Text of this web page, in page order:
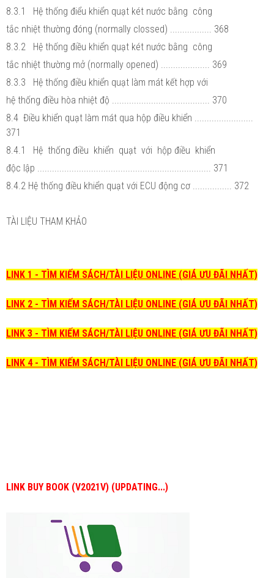
8.3.1 Hệ thống điểu khiển quạt két nước bằng công
tắc nhiệt thường đóng (normally clossed) ................. 368
8.3.2 Hệ thống điều khiển quạt két nước bằng công
tắc nhiệt thường mở (normally opened) .................... 369
8.3.3 Hệ thống điều khiển quạt làm mát kết hợp với
hệ thống điều hòa nhiệt độ ........................................ 370
8.4 Điều khiển quạt làm mát qua hộp điều khiển ........................
371
8.4.1 Hệ thống điều khiển quạt với hộp điều khiển
độc lập ....................................................................... 371
8.4.2 Hệ thống điều khiển quạt với ECU động cơ ................ 372
TÀI LIỆU THAM KHẢO
LINK 1 - TÌM KIẾM SÁCH/TÀI LIỆU ONLINE (GIÁ ƯU ĐÃI NHẤT)
LINK 2 - TÌM KIẾM SÁCH/TÀI LIỆU ONLINE (GIÁ ƯU ĐÃI NHẤT)
LINK 3 - TÌM KIẾM SÁCH/TÀI LIỆU ONLINE (GIÁ ƯU ĐÃI NHẤT)
LINK 4 - TÌM KIẾM SÁCH/TÀI LIỆU ONLINE (GIÁ ƯU ĐÃI NHẤT)
LINK BUY BOOK (V2021V) (UPDATING...)